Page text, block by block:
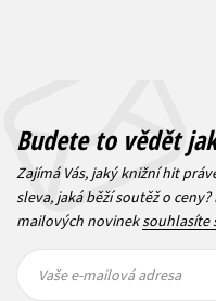
Budete to vědět
Zajímá Vás, jaký knižní hit
sleva, jaká běží soutěž o
mailových novineksouhlasíte
mailová
mailová
Vaše e-mailová adresa